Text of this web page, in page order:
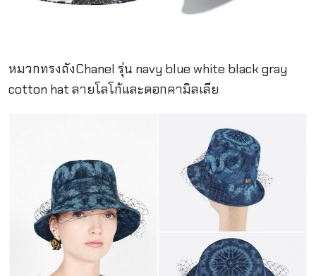
หมวกทรงถังChanel รุ่น navy blue white black gray
cotton hat ลายโลโก้และดอกคามิลเลีย